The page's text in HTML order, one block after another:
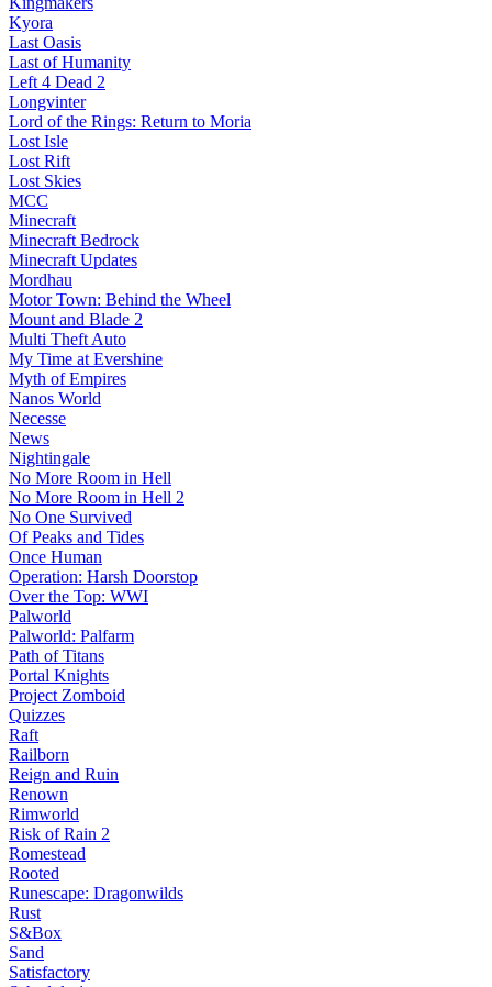
Kyora
Last Oasis
Last of Humanity
Left 4 Dead 2
Longvinter
Lord of the Rings: Return to Moria
Lost Isle
Lost Rift
Lost Skies
MCC
Minecraft
Minecraft Bedrock
Minecraft Updates
Mordhau
Motor Town: Behind the Wheel
Mount and Blade 2
Multi Theft Auto
My Time at Evershine
Myth of Empires
Nanos World
Necesse
News
Nightingale
No More Room in Hell
No More Room in Hell 2
No One Survived
Of Peaks and Tides
Once Human
Operation: Harsh Doorstop
Over the Top: WWI
Palworld
Palworld: Palfarm
Path of Titans
Portal Knights
Project Zomboid
Quizzes
Raft
Railborn
Reign and Ruin
Renown
Rimworld
Risk of Rain 2
Romestead
Rooted
Runescape: Dragonwilds
Rust
S&Box
Sand
Satisfactory